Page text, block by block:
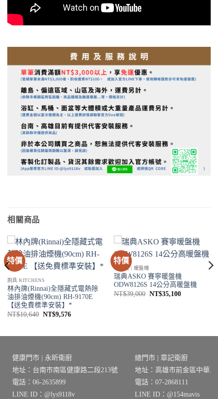
相關商品
特價
廚具 KITCHENS
林內牌(Rinnai)全隱藏式電熱除
油排油煙機(90cm) RH-9170E
【送免費標準安裝】*
NT$10,640 原
NT$9,576目
特價
咖啡機 | 暖盤機
瑞典ASKO 賽寧暖盤機
ODW8126S 14公分高暖盤機
NT$39,000 原
NT$35,100目
健康門市 | 永昕衛廚
地址：台南市南區健康路二段213號
電話：06-2635899
LINE ID：@lys9118v
總門市 | 章記衛廚
地址：高雄市前金區中華三
電話：07-2868111
LINE ID：@154mavis